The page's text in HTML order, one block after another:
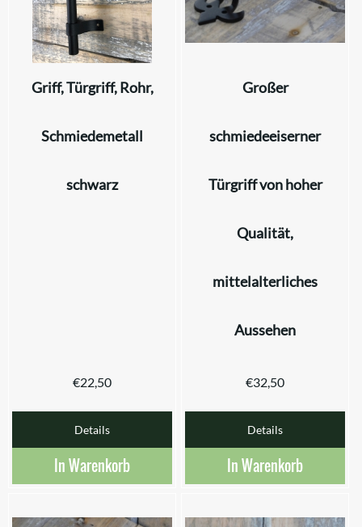
Griff, Türgriff, Rohr,
Schmiedemetall
schwarz
€22,50
Details
In Warenkorb
Großer
schmiedeeiserner
Türgriff von hoher
Qualität,
mittelalterliches
Aussehen
€32,50
Details
In Warenkorb